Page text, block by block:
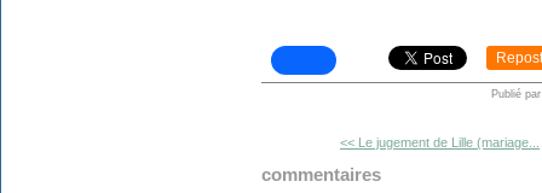
Repost
Publié
<< Le jugement de Lille (mariage...
commentaires